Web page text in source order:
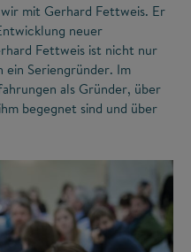
mit Gerhard Fettweis. Er
neuer
Fettweis ist nicht nur
ein Seriengründer. Im
als Gründer, über
begegnet sind und über